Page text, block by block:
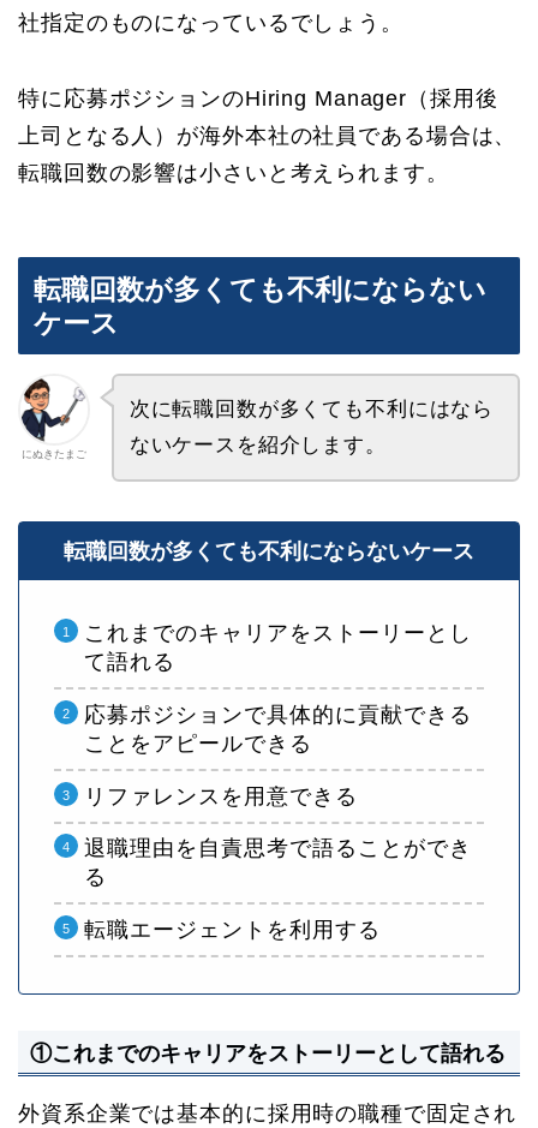
社指定のものになっているでしょう。
特に応募ポジションのHiring Manager（採用後
上司となる人）が海外本社の社員である場合は、
転職回数の影響は小さいと考えられます。
転職回数が多くても不利にならない
ケース
にぬきたまご
次に転職回数が多くても不利にはなら
ないケースを紹介します。
転職回数が多くても不利にならないケース
これまでのキャリアをストーリーとし
て語れる
応募ポジションで具体的に貢献できる
ことをアピールできる
リファレンスを用意できる
退職理由を自責思考で語ることができ
る
転職エージェントを利用する
①これまでのキャリアをストーリーとして語れる
外資系企業では基本的に採用時の職種で固定され